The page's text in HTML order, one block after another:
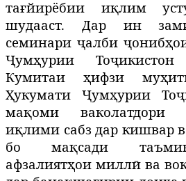
тағйирёбии иқлим
шудааст. Дар ин
семинари ҷалби
Ҷумҳурии
Кумитаи ҳифзи
Ҳукумати Ҷумҳурии
мақоми
иқлими сабз дар кишвар
бо мақсади
афзалиятҳои миллӣ ва